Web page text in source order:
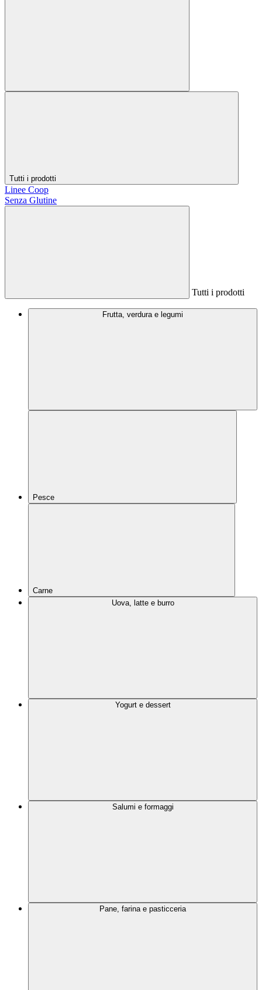
Tutti i prodotti
Linee Coop
Senza Glutine
Tutti i prodotti
Frutta, verdura e legumi
Pesce
Carne
Uova, latte e burro
Yogurt e dessert
Salumi e formaggi
Pane, farina e pasticceria